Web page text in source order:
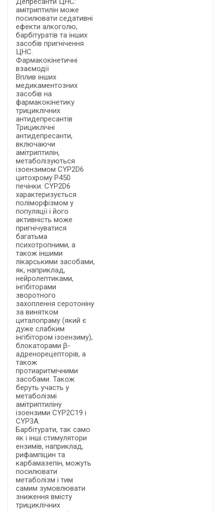
амітриптилін може
посилювати седативні
ефекти алкоголю,
барбітуратів та інших
засобів пригнічення
ЦНС.
Фармакокінетичні
взаємодії
Вплив інших
медикаментозних
засобів на
фармакокінетику
трициклічних
антидепресантів
Трициклічні
антидепресанти,
включаючи
амітриптилін,
метаболізуються
ізоензимом CYP2D6
цитохрому Р450
печінки. CYP2D6
характеризується
поліморфізмом у
популяції і його
активність може
пригнічуватися
багатьма
психотропними, а
також іншими
лікарськими засобами,
як, наприклад,
нейролептиками,
інгібіторами
зворотного
захоплення серотоніну
за винятком
циталопраму (який є
дуже слабким
інгібітором ізоензиму),
блокаторами β-
адренорецепторів, а
також
протиаритмічними
засобами. Також
беруть участь у
метаболізмі
амітриптиліну
ізоензими CYP2C19 і
CYP3A.
Барбітурати, так само
як і інші стимулятори
ензимів, наприклад,
рифампіцин та
карбамазепін, можуть
посилювати
метаболізм і тим
самим зумовлювати
зниження вмісту
трициклічних